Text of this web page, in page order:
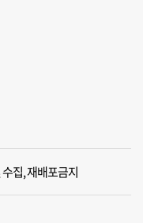
집, 재배포금지